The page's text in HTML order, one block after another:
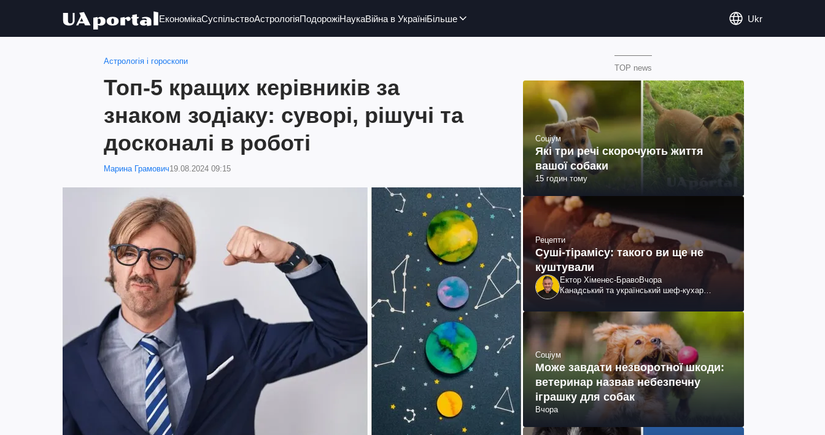
ЕкономікаСуспільствоАстрологіяПодорожіНаукаВійна в УкраїніБільше Ukr
Астрологія і гороскопи
Топ-5 кращих керівників за
знаком зодіаку: суворі, рішучі та
досконалі в роботі
Марина Грамович19.08.2024 09:15
TOP news
Соціум
Які три речі скорочують життя
вашої собаки
15 годин тому
Рецепти
Суші-тірамісу: такого ви ще не
куштували
Ектор Хіменес-БравоВчора
Канадський та український шеф-кухар
телеведучий
Соціум
Може завдати незворотної шкоди:
ветеринар назвав небезпечну
іграшку для собак
Вчора